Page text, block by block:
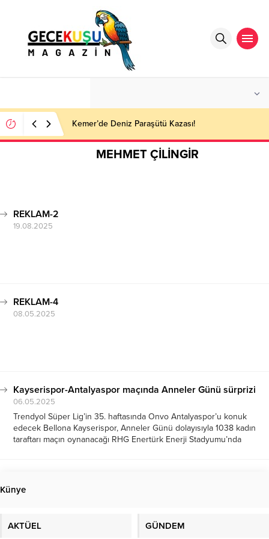
Kemer’de Deniz Paraşütü Kazası!
MEHMET ÇİLİNGİR
REKLAM-2
19.08.2025
REKLAM-4
08.05.2025
Kayserispor-Antalyaspor maçında Anneler Günü sürprizi
06.05.2025
Trendyol Süper Lig’in 35. haftasında Onvo Antalyaspor’u konuk
edecek Bellona Kayserispor, Anneler Günü dolayısıyla 1038 kadın
taraftarı maçın oynanacağı RHG Enertürk Enerji Stadyumu’nda
Künye
AKTÜEL GÜNDEM